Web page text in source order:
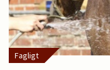
Fagligt